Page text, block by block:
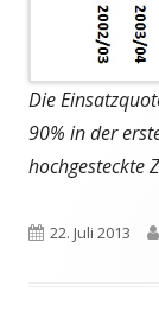
Die
90% in der
hochgesteckte
Veröffentlicht
22. Juli 2013